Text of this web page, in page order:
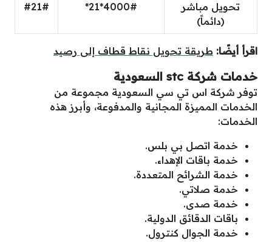
تحويل مباشر
(دائماً)
4000#*21*
#21#
اقرأ أيضًا: طريقة تحويل نقاط قطاف إلى رصيد
خدمات شركة stc السعودية
توفر شركة اس تي سي السعودية مجموعة من
الخدمات المميزة المجانية والمدفوعة، وأبرز هذه
الخدمات:
خدمة اتصل بي بلس.
خدمة باقات الإهداء.
خدمة الشرائح المتعددة.
خدمة صلاتي.
خدمة صدى.
باقات الدقائق الدولية.
خدمة الجوال كنترول.